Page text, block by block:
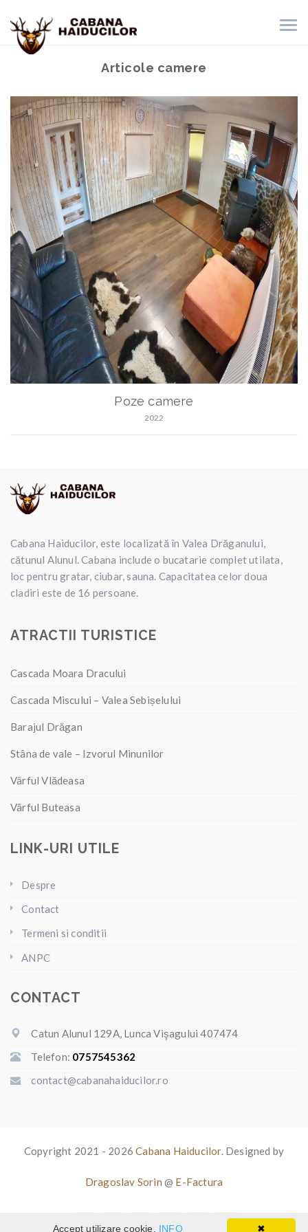
Articole camere
Poze camere
2022
Cabana Haiducilor, este localizată în Valea Drăganului,
cătunul Alunul. Cabana include o bucatarie complet utilata,
loc pentru gratar, ciubar, sauna. Capacitatea celor doua
cladiri este de 16 persoane.
ATRACTII TURISTICE
Cascada Moara Dracului
Cascada Miscului – Valea Sebișelului
Barajul Drăgan
Stâna de vale – Izvorul Minunilor
Vârful Vlădeasa
Vârful Buteasa
LINK-URI UTILE
Despre
Contact
Termeni si conditii
ANPC
CONTACT
Catun Alunul 129A, Lunca Vişagului 407474
Telefon: 0757545362
contact@cabanahaiducilor.ro
Copyright 2021 - 2026Cabana Haiducilor. Designed by
Dragoslav Sorin @ E-Factura
✖
Accept utilizare cookie. INFO